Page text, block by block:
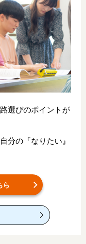
選びのポイントが
分の『なりたい』
ら